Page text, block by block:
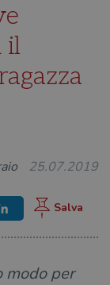
il
25.07.2019
modo per